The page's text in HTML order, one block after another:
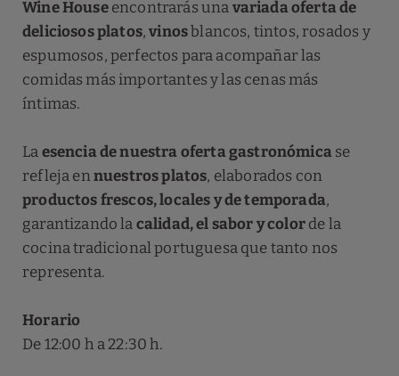
Wine Houseencontrarás unavariada oferta de
deliciosos platos,vinosblancos, tintos, rosados y
espumosos, perfectos para acompañar las
comidas más importantes y las cenas más
íntimas.
Laesencia de nuestra oferta gastronómicase
refleja ennuestros platos, elaborados con
productos frescos, locales y de temporada,
garantizando lacalidad, el sabor y colorde la
cocina tradicional portuguesa que tanto nos
representa.
Horario
De 12:00 h a 22:30 h.